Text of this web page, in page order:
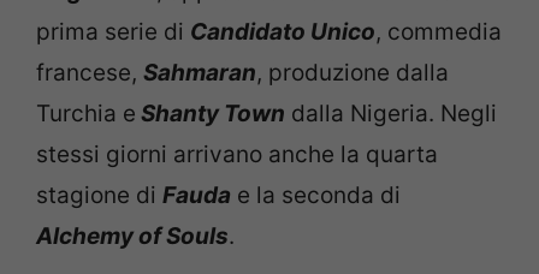
prima serie di Candidato Unico, commedia
francese, Sahmaran, produzione dalla
Turchia e Shanty Town dalla Nigeria. Negli
stessi giorni arrivano anche la quarta
stagione di Fauda e la seconda di
Alchemy of Souls.